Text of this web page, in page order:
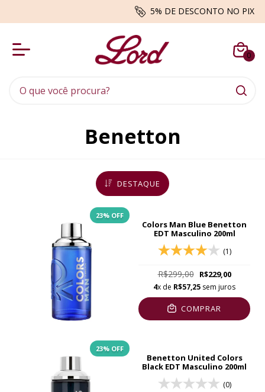
5% DE DESCONTO NO PIX
0
Benetton
DESTAQUE
23% OFF
Colors Man Blue Benetton
EDT Masculino 200ml
(1)
R$299,00 R$229,00
4x de R$57,25 sem juros
COMPRAR
23% OFF
Benetton United Colors
Black EDT Masculino 200ml
(0)